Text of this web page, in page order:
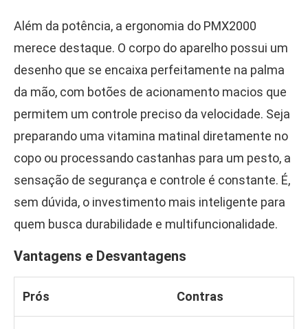
Além da potência, a ergonomia do PMX2000
merece destaque. O corpo do aparelho possui um
desenho que se encaixa perfeitamente na palma
da mão, com botões de acionamento macios que
permitem um controle preciso da velocidade. Seja
preparando uma vitamina matinal diretamente no
copo ou processando castanhas para um pesto, a
sensação de segurança e controle é constante. É,
sem dúvida, o investimento mais inteligente para
quem busca durabilidade e multifuncionalidade.
Vantagens e Desvantagens
Prós Contras